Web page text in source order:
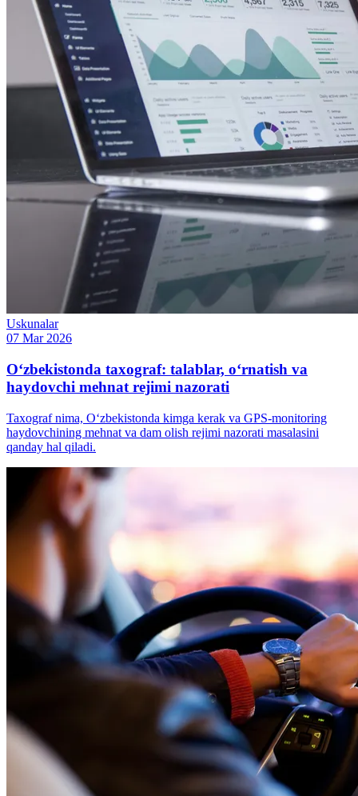
Uskunalar
07 Mar 2026
O‘zbekistonda taxograf: talablar, o‘rnatish va
haydovchi mehnat rejimi nazorati
Taxograf nima, O‘zbekistonda kimga kerak va GPS-monitoring
haydovchining mehnat va dam olish rejimi nazorati masalasini
qanday hal qiladi.